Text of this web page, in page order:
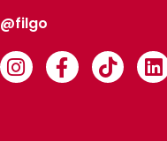
@filgo